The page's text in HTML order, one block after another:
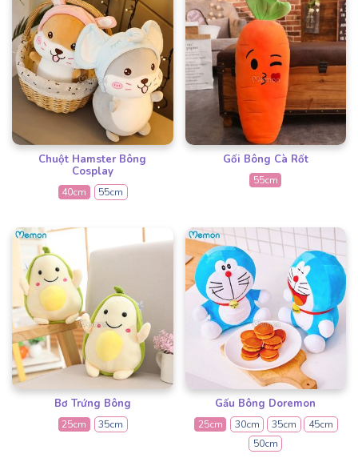
Chuột Hamster Bông
Cosplay
40cm 55cm
Gối Bông Cà Rốt
55cm
Bơ Trứng Bông
25cm 35cm
Gấu Bông Doremon
25cm 30cm 35cm
45cm
50cm